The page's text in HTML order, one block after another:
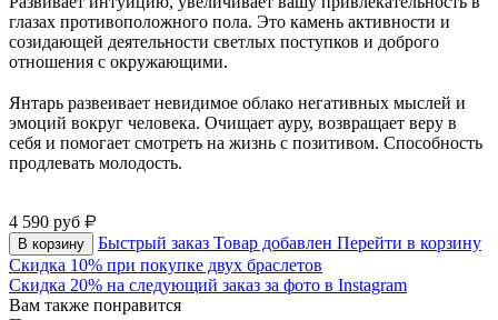
глазах противоположного пола. Это камень активности и
созидающей деятельности светлых поступков и доброго
отношения с окружающими.
Янтарь развеивает невидимое облако негативных мыслей и
эмоций вокруг человека. Очищает ауру, возвращает веру в
себя и помогает смотреть на жизнь с позитивом. Способность
продлевать молодость.
4 590 руб
В корзину Быстрый заказ Товар добавлен Перейти в корзину
Скидка 10% при покупке двух браслетов
Скидка 20% на следующий заказ за фото в Instagram
Вам также понравится